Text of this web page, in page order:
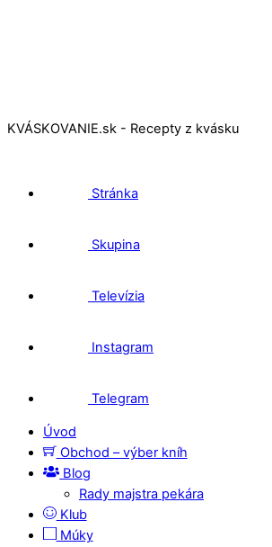
KVÁSKOVANIE.sk - Recepty z kvásku
Stránka
Skupina
Televízia
Instagram
Telegram
Úvod
Obchod – výber kníh
Blog
Rady majstra pekára
Klub
Múky